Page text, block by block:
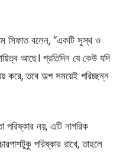
সিফাত বলেন, “একটি সুস্থ ও
আছে। প্রতিদিন যে কেউ যদি
করে, তবে অল্প সময়েই পরিচ্ছন্ন
নয়, এটি নাগরিক
পরিষ্কার রাখে, তাহলে